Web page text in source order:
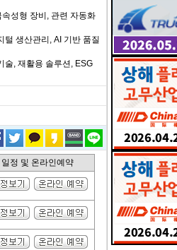
성형 장비, 관련 자동화
털 생산관리, AI 기반 품질
술, 재활용 솔루션, ESG
일정 및 온라인예약